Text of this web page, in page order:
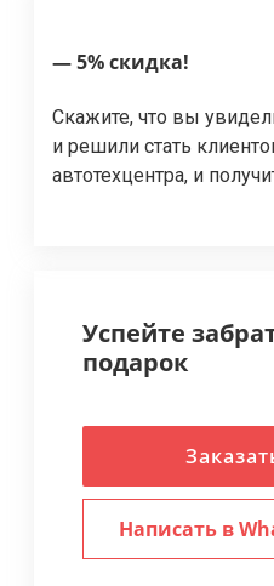
— 5% скидка!
Скажите, что вы
и решили стать
автотехцентра, и
Успейте
подарок
Написать в